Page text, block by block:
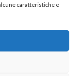
caratteristiche e